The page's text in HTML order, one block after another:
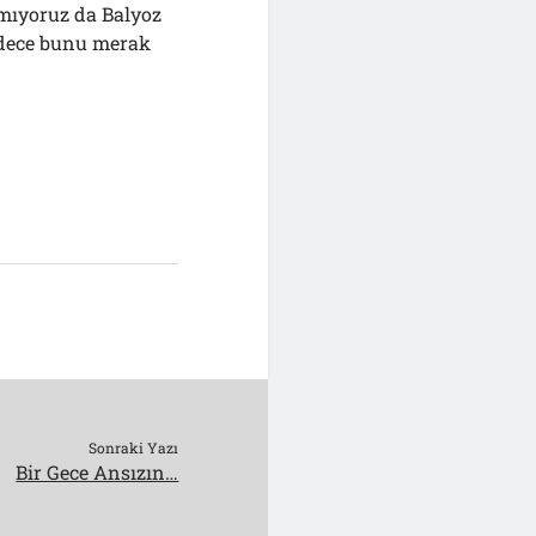
da Balyoz
bunu merak
Sonraki Yazı
Bir Gece Ansızın…